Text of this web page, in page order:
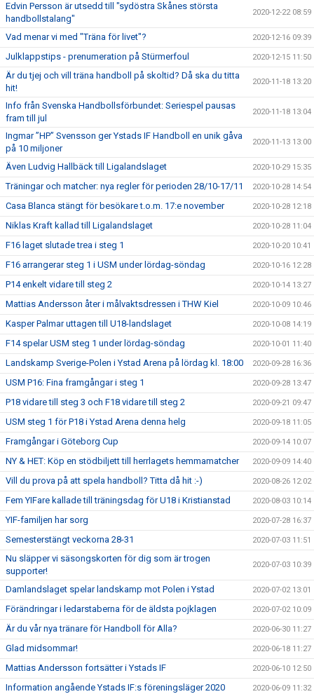
Edvin Persson är utsedd till "sydöstra Skånes största
handbollstalang"
2020-12-22 08:59
Vad menar vi med "Träna för livet"? 2020-12-16 09:39
Julklappstips - prenumeration på Stürmerfoul 2020-12-15 11:50
Är du tjej och vill träna handboll på skoltid? Då ska du titta
hit!
2020-11-18 13:20
Info från Svenska Handbollsförbundet: Seriespel pausas
fram till jul
2020-11-18 13:04
Ingmar ”HP” Svensson ger Ystads IF Handboll en unik gåva
på 10 miljoner
2020-11-13 13:00
Även Ludvig Hallbäck till Ligalandslaget 2020-10-29 15:35
Träningar och matcher: nya regler för perioden 28/10-17/11 2020-10-28 14:54
Casa Blanca stängt för besökare t.o.m. 17:e november 2020-10-28 12:18
Niklas Kraft kallad till Ligalandslaget 2020-10-28 11:04
F16 laget slutade trea i steg 1 2020-10-20 10:41
F16 arrangerar steg 1 i USM under lördag-söndag 2020-10-16 12:28
P14 enkelt vidare till steg 2 2020-10-14 13:27
Mattias Andersson åter i målvaktsdressen i THW Kiel 2020-10-09 10:46
Kasper Palmar uttagen till U18-landslaget 2020-10-08 14:19
F14 spelar USM steg 1 under lördag-söndag 2020-10-01 11:40
Landskamp Sverige-Polen i Ystad Arena på lördag kl. 18:00 2020-09-28 16:36
USM P16: Fina framgångar i steg 1 2020-09-28 13:47
P18 vidare till steg 3 och F18 vidare till steg 2 2020-09-21 09:47
USM steg 1 för P18 i Ystad Arena denna helg 2020-09-18 11:05
Framgångar i Göteborg Cup 2020-09-14 10:07
NY & HET: Köp en stödbiljett till herrlagets hemmamatcher 2020-09-09 14:40
Vill du prova på att spela handboll? Titta då hit :-) 2020-08-26 12:02
Fem YIFare kallade till träningsdag för U18 i Kristianstad 2020-08-03 10:14
YIF-familjen har sorg 2020-07-28 16:37
Semesterstängt veckorna 28-31 2020-07-03 11:51
Nu släpper vi säsongskorten för dig som är trogen
supporter!
2020-07-03 10:39
Damlandslaget spelar landskamp mot Polen i Ystad 2020-07-02 13:01
Förändringar i ledarstaberna för de äldsta pojklagen 2020-07-02 10:09
Är du vår nya tränare för Handboll för Alla? 2020-06-30 11:27
Glad midsommar! 2020-06-18 11:27
Mattias Andersson fortsätter i Ystads IF 2020-06-10 12:50
Information angående Ystads IF:s föreningsläger 2020 2020-06-09 11:32